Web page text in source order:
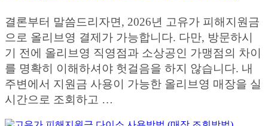
결론부터 말씀드리자면, 2026년 고유가 피해지원금
으로 올리브영 결제가 가능합니다. 다만, 방문하시
기 전에 올리브영 직영점과 소상공인 가맹점의 차이
를 명확히 이해하셔야 헛걸음을 하지 않습니다. 내
주변에서 지원금 사용이 가능한 올리브영 매장을 실
시간으로 조회하고 …